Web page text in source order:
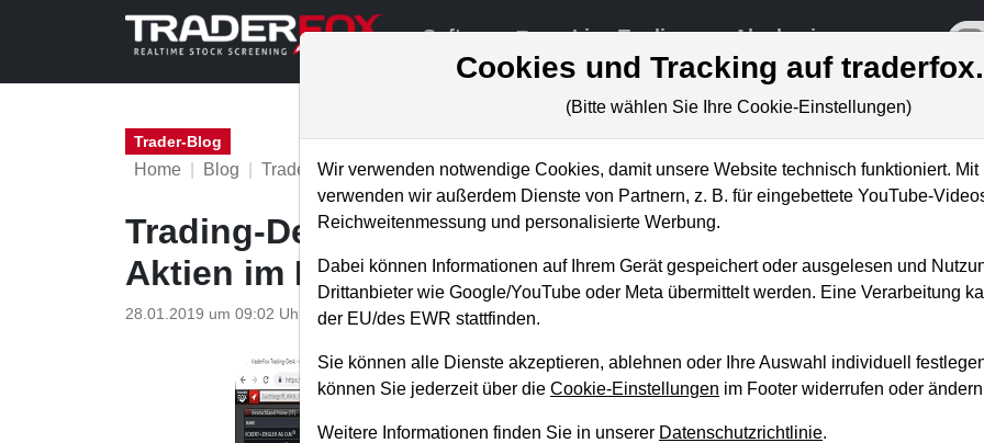
Software Live-Trading Akademie
Trader-Blog
Home Blog Trader-Blog
Trading-Desk mit Mini-Charts, um möglichst viele
Aktien im Blick zu haben!
28.01.2019 um 09:02 Uhr A. Zehetner
Cookies und Tracking auf
(Bitte wählen Sie Ihre Cookie-Einstellungen)
Wir verwenden notwendige Cookies, damit unsere Website technisch funktioniert.
verwenden wir außerdem Dienste von Partnern, z. B. für eingebettete YouTube-
Reichweitenmessung und personalisierte Werbung.
Dabei können Informationen auf Ihrem Gerät gespeichert oder ausgelesen und
Drittanbieter wie Google/YouTube oder Meta übermittelt werden. Eine Verarbeitung
der EU/des EWR stattfinden.
Sie können alle Dienste akzeptieren, ablehnen oder Ihre Auswahl individuell
können Sie jederzeit über die Cookie-Einstellungen im Footer widerrufen oder
Weitere Informationen finden Sie in unserer Datenschutzrichtlinie.